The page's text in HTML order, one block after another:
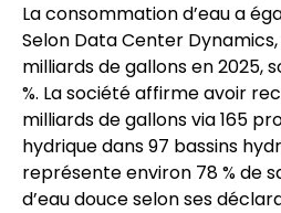
La consommation d’eau a
Selon Data Center Dynamics,
milliards de gallons en 2025,
%. La société affirme avoir
milliards de gallons via 165
hydrique dans 97 bassins
représente environ 78 % de
d’eau douce selon ses